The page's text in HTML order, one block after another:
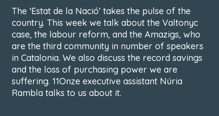
The ‘Estat de la Nació’ takes the pulse of the
country. This week we talk about the Valtonyc
case, the labour reform, and the Amazigs, who
are the third community in number of speakers
in Catalonia. We also discuss the record savings
and the loss of purchasing power we are
suffering. 11Onze executive assistant Núria
Rambla talks to us about it.